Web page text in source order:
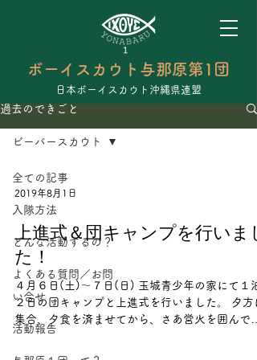
ボーイスカウト与那原第1団
日本ボーイスカウト沖縄県連盟
過去のできごと
全ての記事
入隊方法
どんな活動するの？
よくある質問／お問
い合せ
活動報告
ビーバースカウト
2019年8月1日
上進式＆団キャンプを行いまし
た！
４月６日(土)～７日(日) 玉城青少年の家にて１泊
２日の団キャンプと上進式を行いました。 夕方
集合、夕食を済ませてから、さあ営火を囲んでの
上進式です！まずは二人のインディアンが登場。